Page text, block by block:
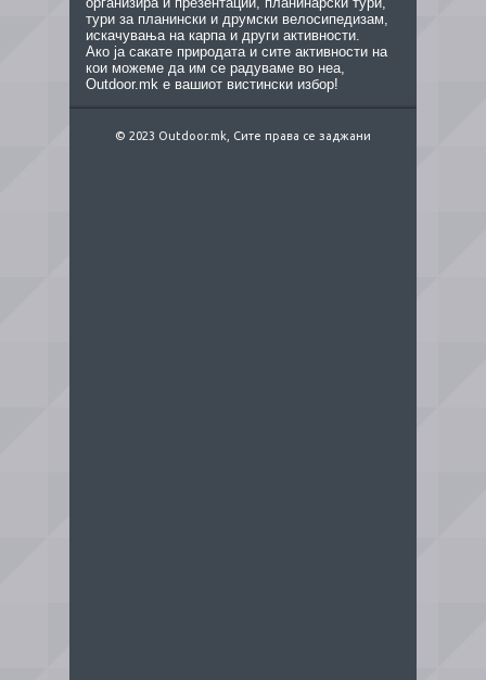
тури за планински и друмски велосипедизам,
искачувања на карпа и други активности.
Ако ја сакате природата и сите активности на
кои можеме да им се радуваме во неа,
Outdoor.mk е вашиот вистински избор!
© 2023 Outdoor.mk, Сите права се заджани